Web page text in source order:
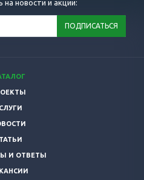
на новости и акции:
И ОТВЕТЫ